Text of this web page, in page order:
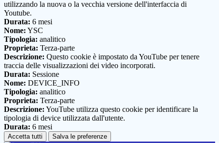
utilizzando la nuova o la vecchia versione dell'interfaccia di
Youtube.
Durata: 6 mesi
Nome: YSC
Tipologia: analitico
Proprieta: Terza-parte
Descrizione: Questo cookie è impostato da YouTube per tenere
traccia delle visualizzazioni dei video incorporati.
Durata: Sessione
Nome: DEVICE_INFO
Tipologia: analitico
Proprieta: Terza-parte
Descrizione: YouTube utilizza questo cookie per identificare la
tipologia di device utilizzata dall'utente.
Durata: 6 mesi
Accetta tutti Salva le preferenze